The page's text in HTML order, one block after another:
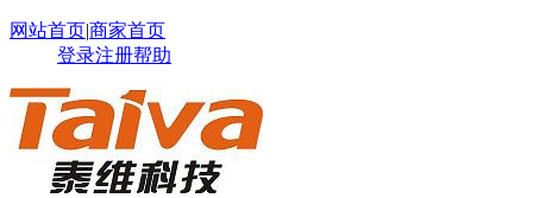
网站首页|商家首页
登录注册帮助